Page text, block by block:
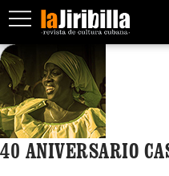
40 ANIVERSARIO